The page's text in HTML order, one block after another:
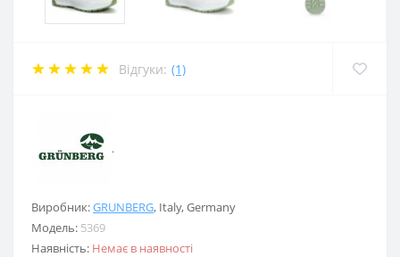
Відгуки: (1)
Виробник:GRUNBERG, Italy,Germany
Модель: 5369
Наявність: Немає в наявності
.